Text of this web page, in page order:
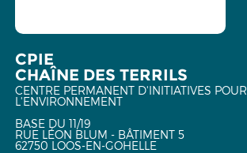
CPIE
CHAÎNE DES TERRILS
CENTRE PERMANENT D'INITIATIVES POUR
L'ENVIRONNEMENT
BASE DU 11/19
RUE LÉON BLUM - BÂTIMENT 5
62750 LOOS-EN-GOHELLE